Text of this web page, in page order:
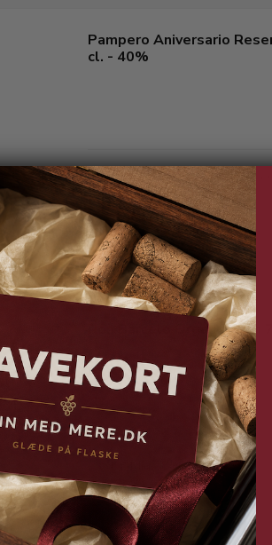
Pampero Aniversario
cl. - 40%
Håndpakket i en særlig
Ron Barceló Organic Rom
Blød, fyldig og smuk rom